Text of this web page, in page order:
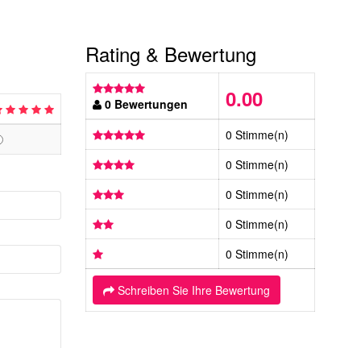
Rating & Bewertung
0 Bewertungen 0.00
0 Stimme(n)
0 Stimme(n)
0 Stimme(n)
0 Stimme(n)
0 Stimme(n)
Schreiben Sie Ihre Bewertung